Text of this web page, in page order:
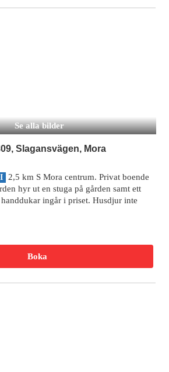
Slagansvägen, Mora
2,5 km S Mora centrum. Privat boende
hyr ut en stuga på gården samt ett
ingår i priset. Husdjur inte
Boka
Se alla bilder